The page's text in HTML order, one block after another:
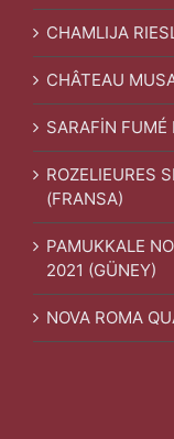
CHAMLIJA
CHÂTEAU
SARAFİN
ROZELIEURES
(FRANSA)
PAMUKKALE
2021 (GÜNEY)
NOVA ROMA